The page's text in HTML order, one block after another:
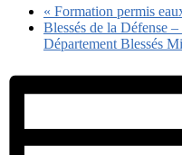
« Formation permis
Blessés de la Défense
Département Blessés